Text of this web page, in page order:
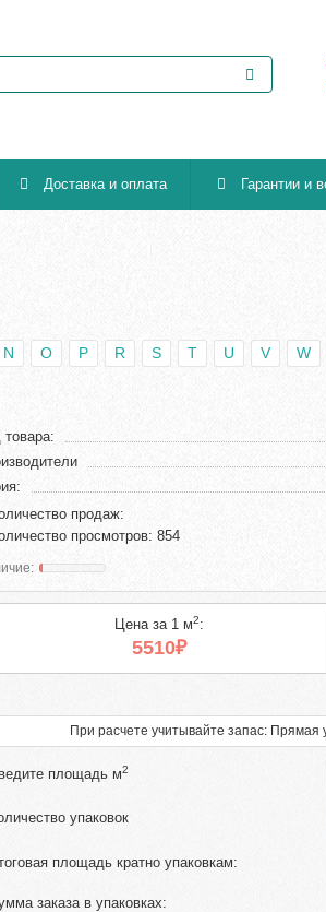
Доставка и оплата Гарантии и
N O P R S T U V W
товара:
продаж:
просмотров: 854
Цена за 1 м2:
5510₽
При расчете учитывайте запас: Прямая
площадь м2
упаковок
площадь кратно упаковкам:
заказа в упаковках: